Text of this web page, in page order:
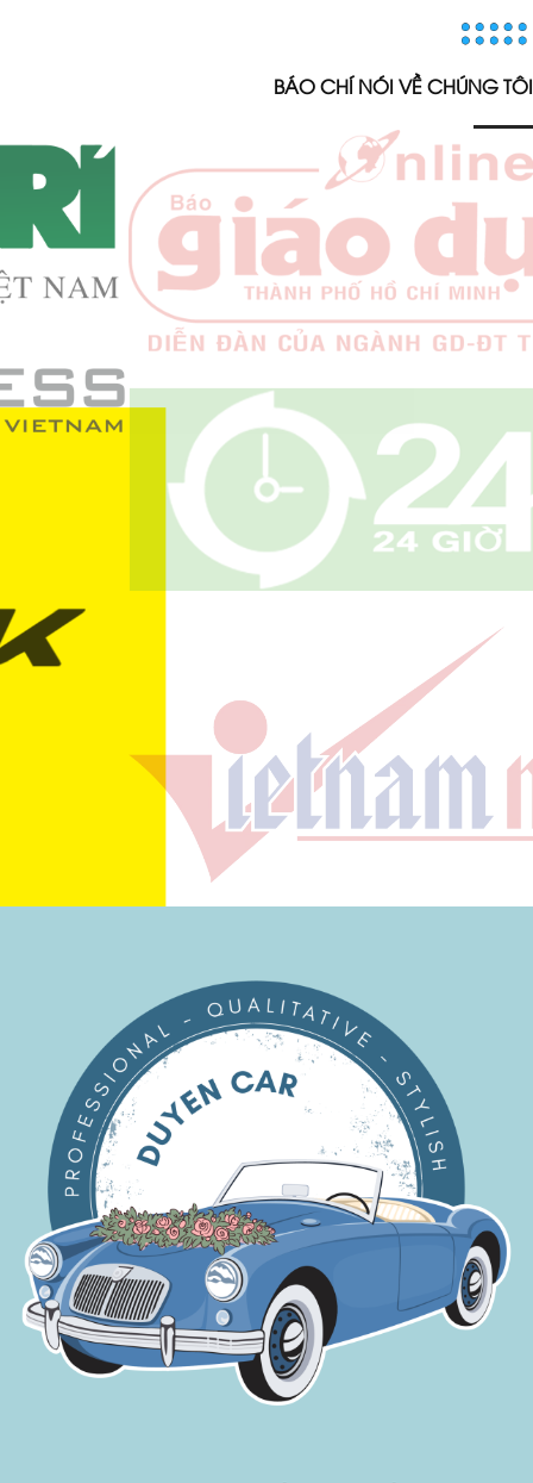
BÁO CHÍ NÓI VỀ CHÚNG TÔI